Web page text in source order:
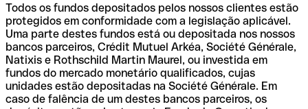
Todos os fundos depositados pelos nossos clientes estão
protegidos em conformidade com a legislação aplicável.
Uma parte destes fundos está ou depositada nos nossos
bancos parceiros, Crédit Mutuel Arkéa, Société Générale,
Natixis e Rothschild Martin Maurel, ou investida em
fundos do mercado monetário qualificados, cujas
unidades estão depositadas na Société Générale. Em
caso de falência de um destes bancos parceiros, os